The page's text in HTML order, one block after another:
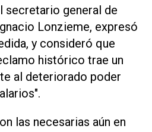
secretario general de
Lonzieme, expresó
y consideró que
histórico trae un
al deteriorado poder
las necesarias aún en